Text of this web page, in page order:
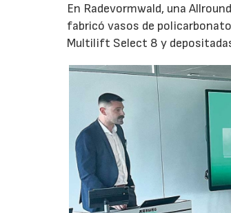
En Radevormwald, una
fabricó vasos de
Multilift Select 8 y